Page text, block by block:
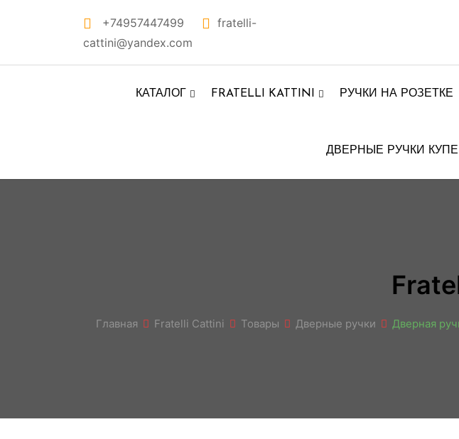
+74957447499
fratelli-
cattini@yandex.com
КАТАЛОГ FRATELLI KATTINI РУЧКИ НА РОЗЕТКЕ
ДВЕРНЫЕ РУЧКИ КУПЕ
Главная Fratelli Cattini Товары Дверные ручки Дверная